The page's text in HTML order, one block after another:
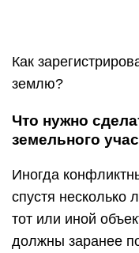
Как
землю?
Что нужно
земельного
Иногда
спустя несколько
тот или иной
должны заранее